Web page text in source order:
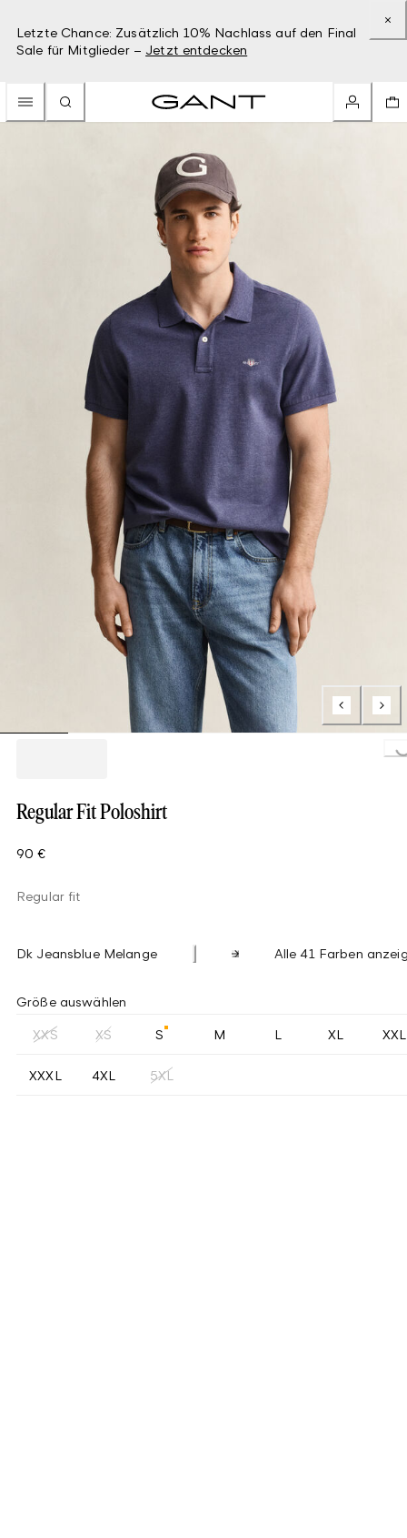
Letzte Chance: Zusätzlich 10% Nachlass auf den Final
Sale für Mitglieder – Jetzt entdecken
Regular Fit Poloshirt
90 €
Regular fit
Dk Jeansblue Melange Alle 41 Farben
Größe auswählen
XXS XS S M L XL XXL
XXXL 4XL 5XL